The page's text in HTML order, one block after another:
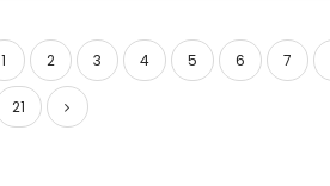
1 2 3 4 5 6 7
21